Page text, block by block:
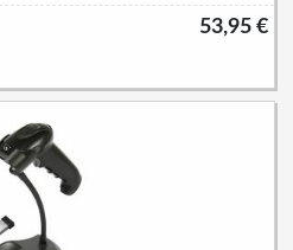
53,95 €